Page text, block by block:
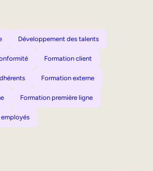
Développement des talents
Formation client
Formation externe
Formation première ligne